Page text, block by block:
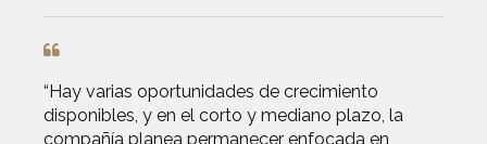
“Hay varias oportunidades de crecimiento
disponibles, y en el corto y mediano plazo, la
compañía planea permanecer enfocada en